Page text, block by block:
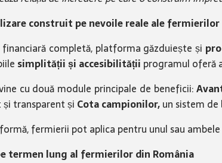
construit pe nevoile reale ale fermierilor
completă, platforma găzduiește și
simplității și accesibilității programul oferă
cu două module principale de beneficii:
transparent și Cota campionilor,un sistem
fermierii pot aplica pentru unul sau
termen lung al fermierilor din România